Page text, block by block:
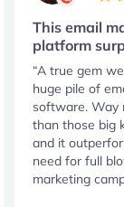
This email
platform
“A true gem
huge pile of
software. Way
than those big
and it
need for full
marketing